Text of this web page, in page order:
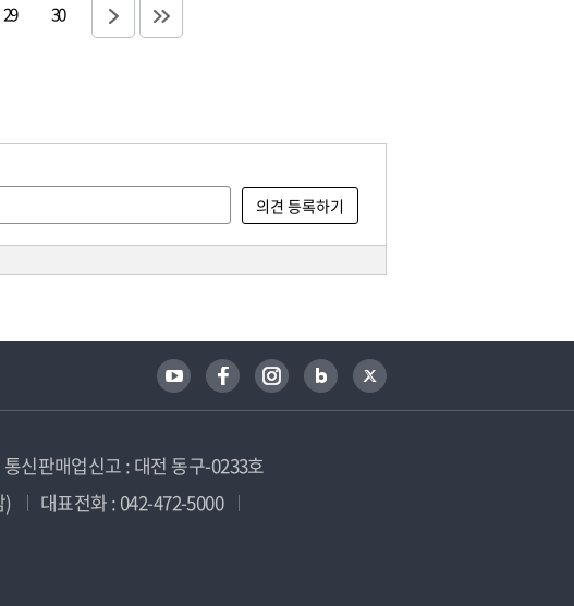
29 30
통신판매업신고 : 대전 동구-0233호
)
대표전화 : 042-472-5000